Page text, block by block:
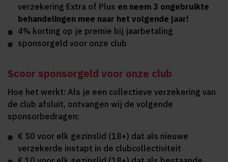
verzekering Extra of Plus en neem 3 ongebruikte
behandelingen mee naar het volgende jaar!
4% korting op je premie bij jaarbetaling
sponsorgeld voor onze club
Scoor sponsorgeld voor onze club
Hoe het werkt: Als je een collectieve verzekering van
de club afsluit, ontvangen wij de volgende
sponsorbedragen:
€ 50 voor elk gezinslid (18+) dat als nieuwe
verzekerde instapt in de clubcollectiviteit